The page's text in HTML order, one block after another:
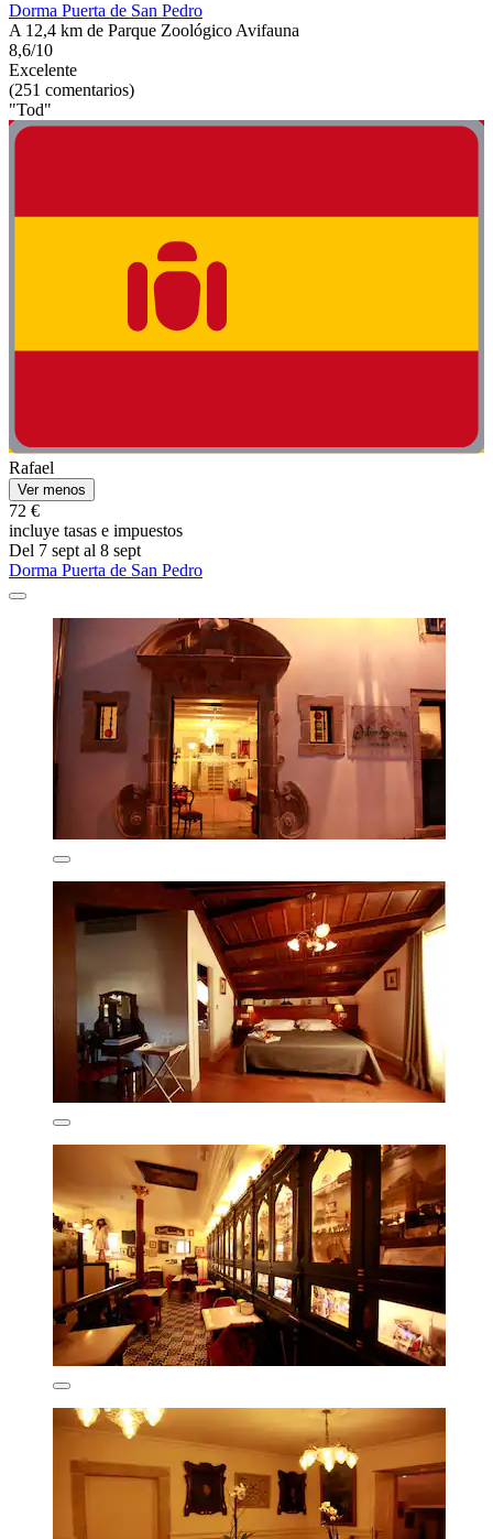
Dorma Puerta de San Pedro
A 12,4 km de Parque Zoológico Avifauna
8,6/10
Excelente
(251 comentarios)
"Tod"
Rafael
Ver menos
72 €
incluye tasas e impuestos
Del 7 sept al 8 sept
Dorma Puerta de San Pedro